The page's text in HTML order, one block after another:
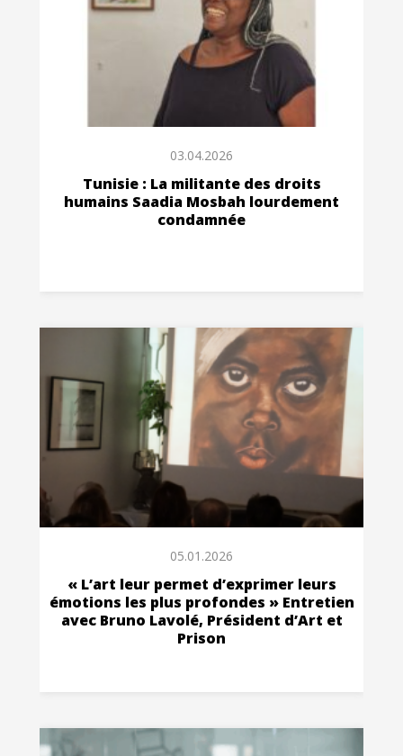
03.04.2026
Tunisie : La militante des droits
humains Saadia Mosbah lourdement
condamnée
05.01.2026
« L’art leur permet d’exprimer leurs
émotions les plus profondes » Entretien
avec Bruno Lavolé, Président d’Art et
Prison